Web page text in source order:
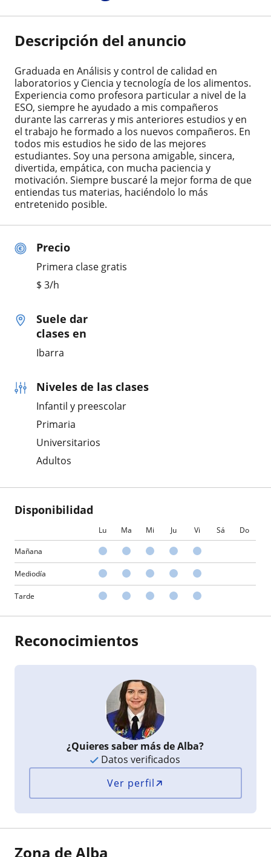
Precio
Primera clase gratis
$ 3/h
Suele dar
clases en
Ibarra
Niveles de las clases
Infantil y preescolar
Primaria
Universitarios
Adultos
Disponibilidad
Lu Ma Mi Ju Vi Sá Do
Mañana
Mediodía
Tarde
Descripción del anuncio
Graduada en Análisis y control de calidad en
laboratorios y Ciencia y tecnología de los alimentos.
Experiencia como profesora particular a nivel de la
ESO, siempre he ayudado a mis compañeros
durante las carreras y mis anteriores estudios y en
el trabajo he formado a los nuevos compañeros. En
todos mis estudios he sido de las mejores
estudiantes. Soy una persona amigable, sincera,
divertida, empática, con mucha paciencia y
motivación. Siempre buscaré la mejor forma de que
entiendas tus materias, haciéndolo lo más
entretenido posible.
Reconocimientos
¿Quieres saber más de Alba?
Datos verificados
Ver perfil
Zona de Alba